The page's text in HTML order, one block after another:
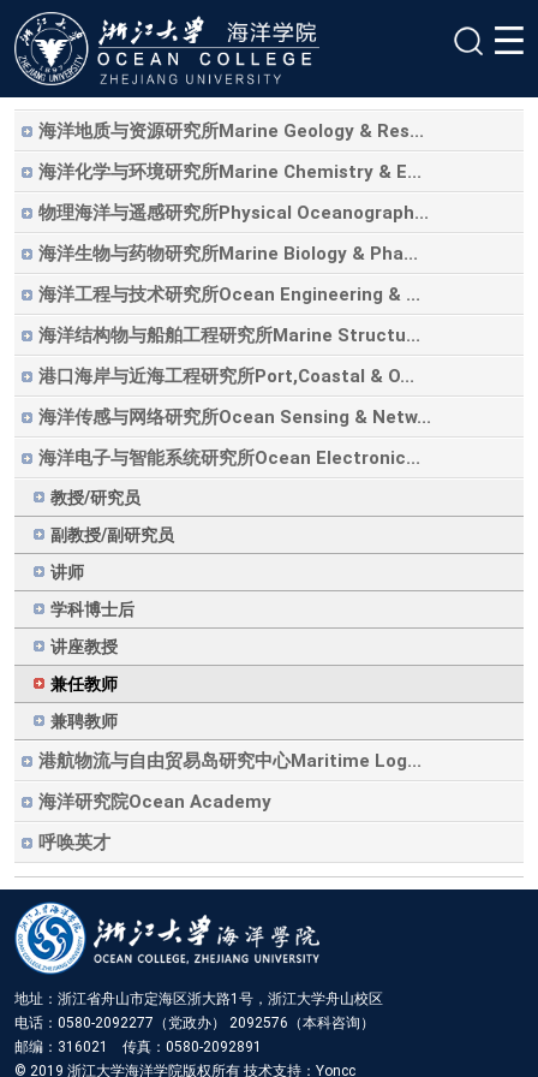
海洋地质与资源研究所Marine Geology & Res...
海洋化学与环境研究所Marine Chemistry & E...
物理海洋与遥感研究所Physical Oceanograph...
海洋生物与药物研究所Marine Biology & Pha...
海洋工程与技术研究所Ocean Engineering & ...
海洋结构物与船舶工程研究所Marine Structu...
港口海岸与近海工程研究所Port,Coastal & O...
海洋传感与网络研究所Ocean Sensing & Netw...
海洋电子与智能系统研究所Ocean Electronic...
教授/研究员
副教授/副研究员
讲师
学科博士后
讲座教授
兼任教师
兼聘教师
港航物流与自由贸易岛研究中心Maritime Log...
海洋研究院Ocean Academy
呼唤英才
地址：浙江省舟山市定海区浙大路1号，浙江大学舟山校区
电话：0580-2092277（党政办） 2092576（本科咨询）
邮编：316021 传真：0580-2092891
© 2019 浙江大学海洋学院版权所有 技术支持：Yoncc